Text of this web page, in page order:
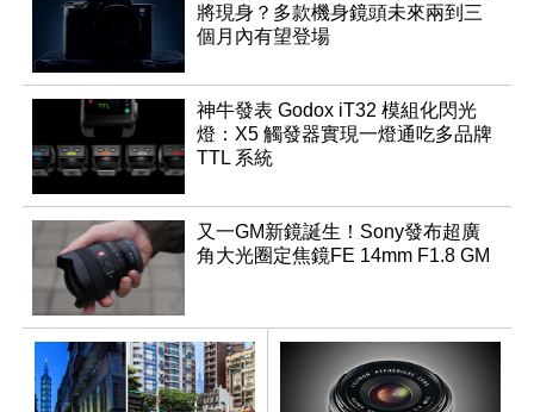
將現身？多款機身鏡頭未來兩到三
個月內有望登場
神牛發表 Godox iT32 模組化閃光
燈：X5 觸發器實現一燈通吃多品牌
TTL 系統
又一GM新鏡誕生！Sony發布超廣
角大光圈定焦鏡FE 14mm F1.8 GM